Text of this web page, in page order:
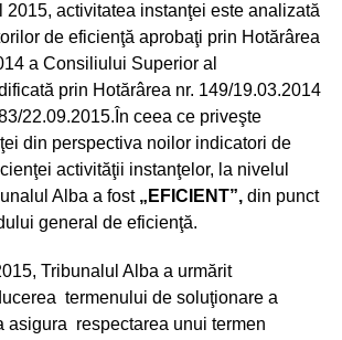
2015, activitatea instanţei este analizată
de eficienţă aprobaţi prin Hotărârea
a Consiliului Superior al
prin Hotărârea nr. 149/19.03.2014
22.09.2015.În ceea ce priveşte
din perspectiva noilor indicatori de
activităţii instanţelor, la nivelul
Alba a fost „EFICIENT”,din punct
general de eficienţă.
Tribunalul Alba a urmărit
termenului de soluţionare a
asigura respectarea unui termen